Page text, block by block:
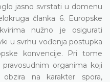
jasno svrstati u domenu
članka 6. Europske
nužno je osigurati
u svrhu vođenja postupka
konvencije. Pri tome
organima koji
na karakter spora,